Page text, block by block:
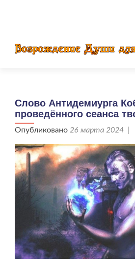
Слово Антидемиурга
проведённого сеанса
Опубликовано 26 марта 2024 |